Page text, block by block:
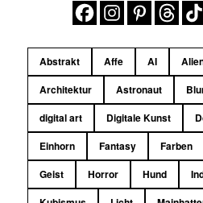
Abstrakt Affe AI
Architektur
Astronaut
digital art
Digitale Kunst
Einhorn
Fantasy Farben
Geist
Horror Hund